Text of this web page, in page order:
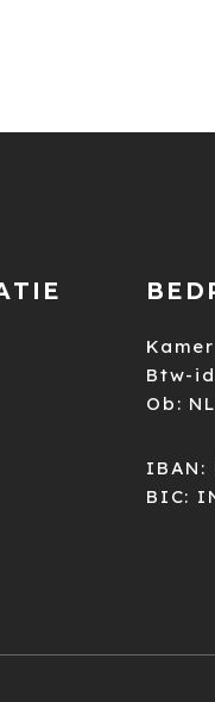
Btw-
Ob:
IBAN:
BIC: